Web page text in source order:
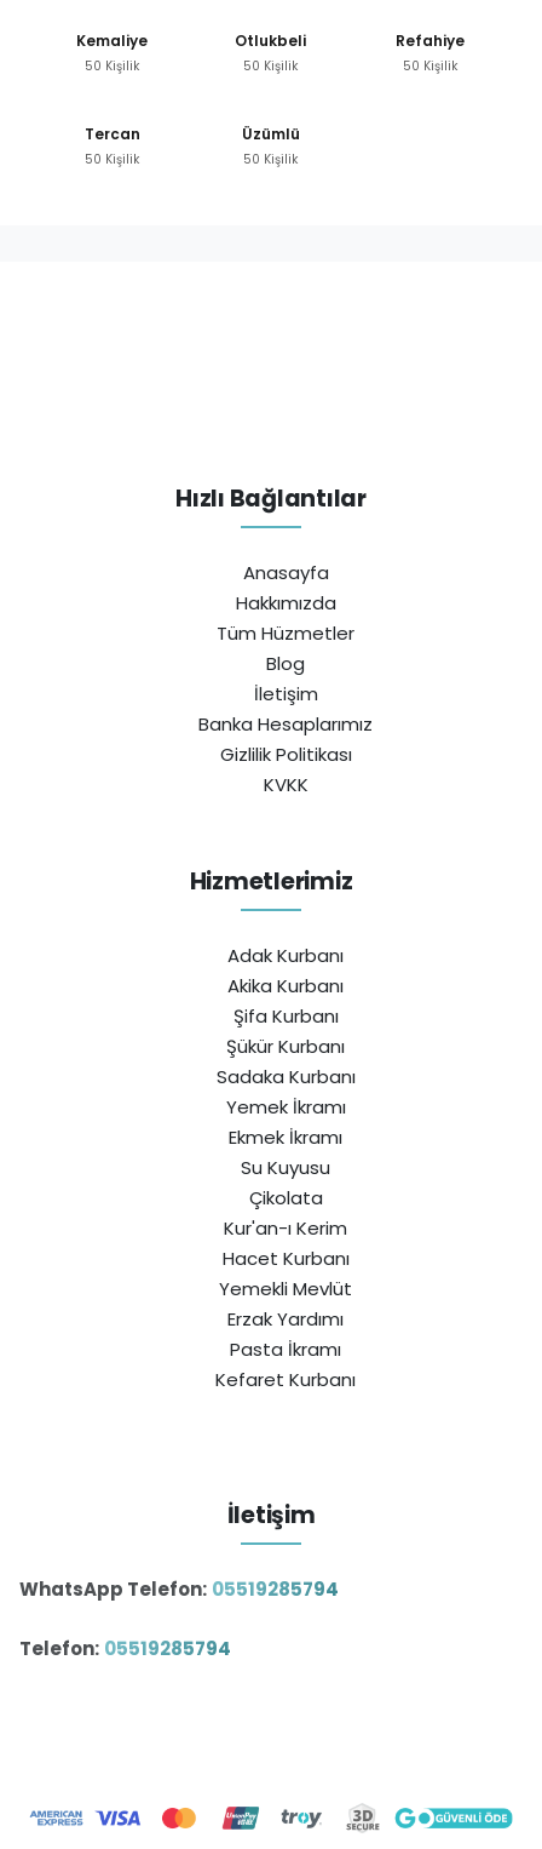
Kemaliye
50 Kişilik
Otlukbeli
50 Kişilik
Refahiye
50 Kişilik
Tercan
50 Kişilik
Üzümlü
50 Kişilik
Hızlı Bağlantılar
Anasayfa
Hakkımızda
Tüm Hüzmetler
Blog
İletişim
Banka Hesaplarımız
Gizlilik Politikası
KVKK
Hizmetlerimiz
Adak Kurbanı
Akika Kurbanı
Şifa Kurbanı
Şükür Kurbanı
Sadaka Kurbanı
Yemek İkramı
Ekmek İkramı
Su Kuyusu
Çikolata
Kur'an-ı Kerim
Hacet Kurbanı
Yemekli Mevlüt
Erzak Yardımı
Pasta İkramı
Kefaret Kurbanı
İletişim
WhatsApp Telefon: 05519285794
Telefon: 05519285794